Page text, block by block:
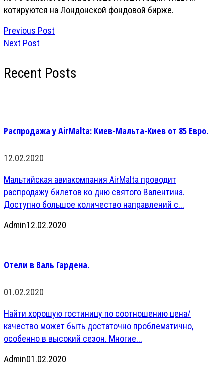
котируются на Лондонской фондовой бирже.
Previous Post
Next Post
Recent Posts
Распродажа у AirMalta: Киев-Мальта-Киев от 85 Евро.
12.02.2020
Мальтийская авиакомпания AirMalta проводит
распродажу билетов ко дню святого Валентина.
Доступно большое количество направлений с...
Admin12.02.2020
Отели в Валь Гардена.
01.02.2020
Найти хорошую гостиницу по соотношению цена/
качество может быть достаточно проблематично,
особенно в высокий сезон. Многие...
Admin01.02.2020